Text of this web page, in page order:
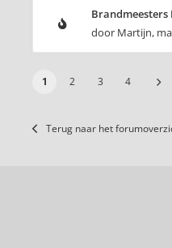
Brandmeesters
door Martijn,
1 2 3 4
Terug naar het